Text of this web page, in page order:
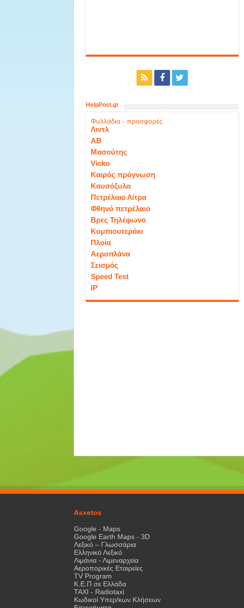
HelpPost.gr
Φυλλάδια - προσφορές
Λιντλ
ΑΒ
Μασούτης
Vicko
Καιρός πρόγνωση
Καυσόξυλα
Πετρέλαιο Λίτρα
Φθηνό πετρέλαιο
Βρες Τηλέφωνο
Κομπιουτεράκι
Πλοία
Αεροπλάνα
Σεισμός
Speed Test
IP
Asxetos
Google - Maps
Google Earth Maps - 3D
Λεξικό – Γλωσσάρια
Ελληνικό Λεξικό
Λιμάνια - Λιμεναρχεία
Αεροπορικές Εταιρείες
TV Program
Κ.Ε.Π σε Ελλάδα
ΤΑΧΙ - Radiotaxi
Κωδικοί Υπερ/κων Κλήσεων